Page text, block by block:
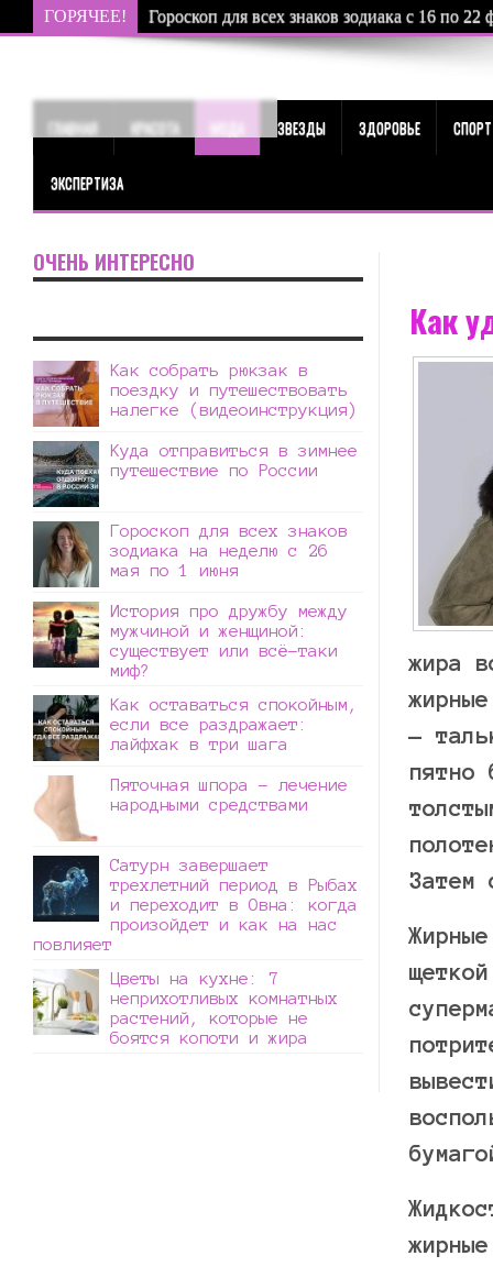
ГОРЯЧЕЕ! Гороскоп для всех знаков зодиака с 16 по 22
ГЛАВНАЯ КРАСОТА МОДА ЗВЕЗДЫ ЗДОРОВЬЕ СПОРТ
ЭКСПЕРТИЗА
Как
жира
—
пятно
Затем
ОЧЕНЬ ИНТЕРЕСНО
Как собрать рюкзак в
поездку и путешествовать
налегке (видеоинструкция)
Куда отправиться в зимнее
путешествие по России
Гороскоп для всех знаков
зодиака на неделю с 26
мая по 1 июня
История про дружбу между
мужчиной и женщиной:
существует или всё-таки
миф?
Как оставаться спокойным,
если все раздражает:
лайфхак в три шага
Пяточная шпора – лечение
народными средствами
Сатурн завершает
трехлетний период в Рыбах
и переходит в Овна: когда
произойдет и как на нас
повлияет
Цветы на кухне: 7
неприхотливых комнатных
растений, которые не
боятся копоти и жира